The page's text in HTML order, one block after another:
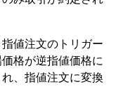
値注文のトリガー
格が逆指値価格に
、指値注文に変換